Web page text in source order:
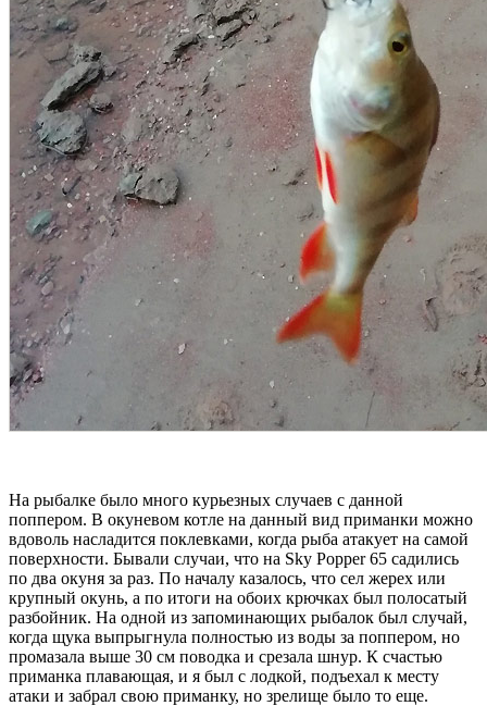
На рыбалке было много курьезных случаев с данной
поппером. В окуневом котле на данный вид приманки можно
вдоволь насладится поклевками, когда рыба атакует на самой
поверхности. Бывали случаи, что на Sky Popper 65 садились
по два окуня за раз. По началу казалось, что сел жерех или
крупный окунь, а по итоги на обоих крючках был полосатый
разбойник. На одной из запоминающих рыбалок был случай,
когда щука выпрыгнула полностью из воды за поппером, но
промазала выше 30 см поводка и срезала шнур. К счастью
приманка плавающая, и я был с лодкой, подъехал к месту
атаки и забрал свою приманку, но зрелище было то еще.